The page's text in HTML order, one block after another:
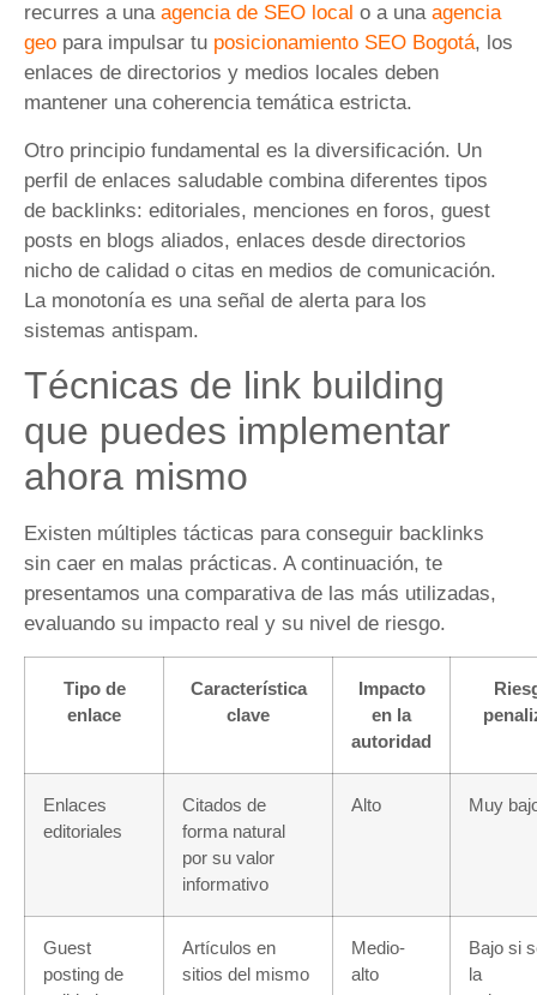
recurres a una agencia de SEO local o a una agencia
geo para impulsar tu posicionamiento SEO Bogotá, los
enlaces de directorios y medios locales deben
mantener una coherencia temática estricta.
Otro principio fundamental es la diversificación. Un
perfil de enlaces saludable combina diferentes tipos
de backlinks: editoriales, menciones en foros, guest
posts en blogs aliados, enlaces desde directorios
nicho de calidad o citas en medios de comunicación.
La monotonía es una señal de alerta para los
sistemas antispam.
Técnicas de link building
que puedes implementar
ahora mismo
Existen múltiples tácticas para conseguir backlinks
sin caer en malas prácticas. A continuación, te
presentamos una comparativa de las más utilizadas,
evaluando su impacto real y su nivel de riesgo.
Tipo de
enlace
Característica
clave
Impacto
en la
autoridad
Enlaces
editoriales
Citados de
forma natural
por su valor
informativo
Alto Muy
Guest
posting de
Artículos en
sitios del mismo
Medio-
alto
Bajo si
la